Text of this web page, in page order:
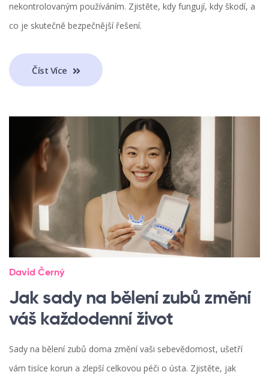
nekontrolovaným používáním. Zjistěte, kdy fungují, kdy škodí, a
co je skutečně bezpečnější řešení.
Číst Více
David Černý
Jak sady na bělení zubů změní
váš každodenní život
Sady na bělení zubů doma změní vaši sebevědomost, ušetří
vám tisíce korun a zlepší celkovou péči o ústa. Zjistěte, jak